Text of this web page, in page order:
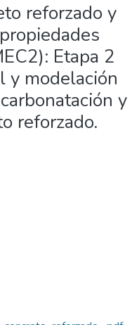
reforzado y
Etapa 2
y modelación
y
reforzado.